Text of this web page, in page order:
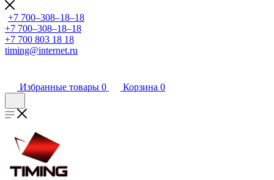
+7 700‒308‒18‒18
+7 700‒308‒18‒18
+7 700 803 18 18
timing@internet.ru
Избранные товары 0 Корзина 0